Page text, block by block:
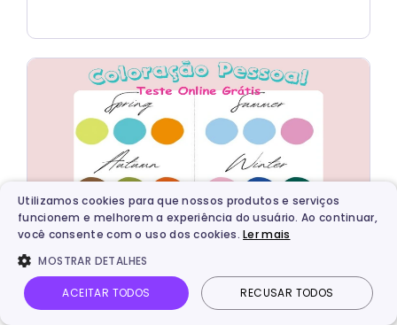
Análise de Cores Pessoais - Teste de
Coloração Pessoal Online Grátis
Utilizamos cookies para que nossos produtos e serviços
funcionem e melhorem a experiência do usuário. Ao continuar,
você consente com o uso dos cookies.Ler mais
MOSTRAR DETALHES
ACEITAR TODOS RECUSAR TODOS